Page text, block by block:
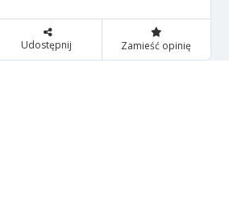
Udostępnij Zamieść opinię